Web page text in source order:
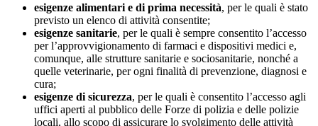
esigenze alimentari e di prima necessità, per le quali è stato
previsto un elenco di attività consentite;
esigenze sanitarie, per le quali è sempre consentito l’accesso
per l’approvvigionamento di farmaci e dispositivi medici e,
comunque, alle strutture sanitarie e sociosanitarie, nonché a
quelle veterinarie, per ogni finalità di prevenzione, diagnosi e
cura;
esigenze di sicurezza, per le quali è consentito l’accesso agli
uffici aperti al pubblico delle Forze di polizia e delle polizie
locali, allo scopo di assicurare lo svolgimento delle attività